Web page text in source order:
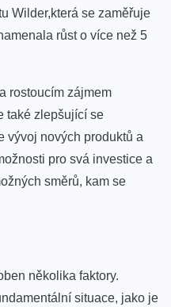
Wilder,která se zaměřuje
⁤růst ‌o více než 5
rostoucím zájmem
také​ zlepšující‍ se
vývoj nových produktů a
pro svá investice a
směrů, kam se
‌několika⁣ faktory.
situace, jako je